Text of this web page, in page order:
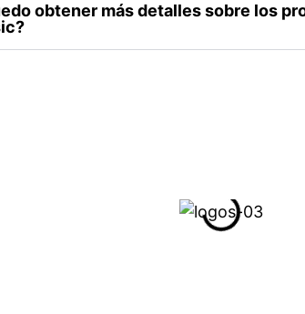
obtener más detalles sobre los